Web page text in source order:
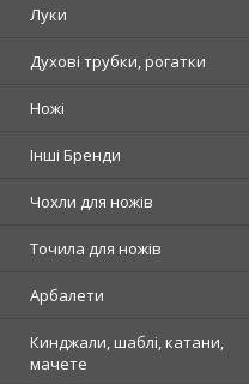
Луки
Духові трубки, рогатки
Ножі
Інші Бренди
Чохли для ножів
Точила для ножів
Арбалети
Кинджали, шаблі, катани,
мачете